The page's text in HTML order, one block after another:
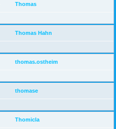
Thomas
Thomas Hahn
thomas.ostheim
thomase
Thomicla